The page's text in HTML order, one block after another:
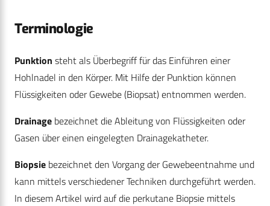
Terminologie
Punktion steht als Überbegriff für das Einführen einer
Hohlnadel in den Körper. Mit Hilfe der Punktion können
Flüssigkeiten oder Gewebe (Biopsat) entnommen werden.
Drainage bezeichnet die Ableitung von Flüssigkeiten oder
Gasen über einen eingelegten Drainagekatheter.
Biopsie bezeichnet den Vorgang der Gewebeentnahme und
kann mittels verschiedener Techniken durchgeführt werden.
In diesem Artikel wird auf die perkutane Biopsie mittels